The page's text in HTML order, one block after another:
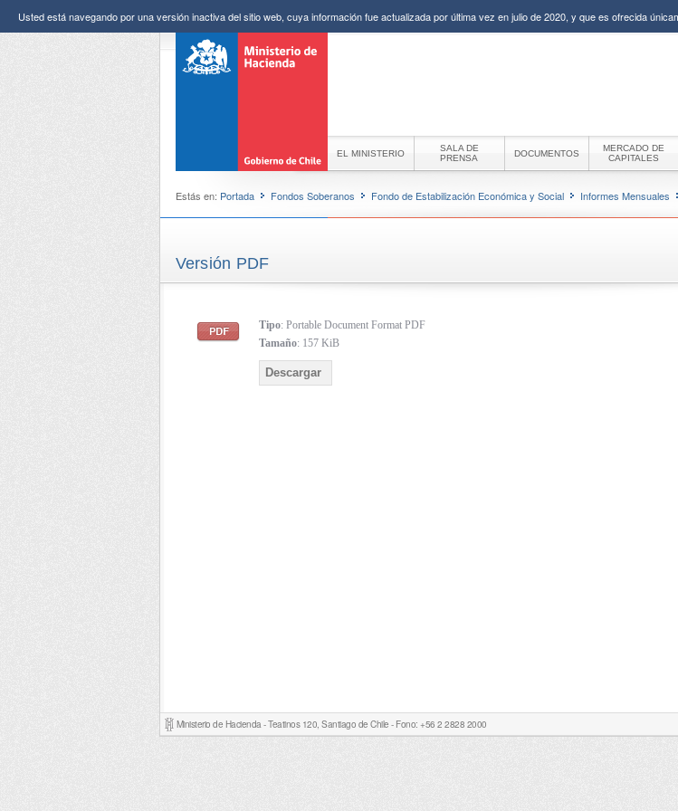
Usted está navegando por una versión inactiva del sitio web, cuya información fue actualizada por última vez en julio de 2020, y que es ofrecida
EL MINISTERIO
SALA DE
PRENSA
DOCUMENTOS
MERCADO DE
CAPITALES
Estás en: Portada Fondos Soberanos Fondo de Estabilización Económica y Social Informes Mensuales
Versión PDF
Tipo: Portable Document Format PDF
Tamaño: 157 KiB
Descargar
Ministerio de Hacienda - Teatinos 120, Santiago de Chile - Fono: +56 2 2828 2000